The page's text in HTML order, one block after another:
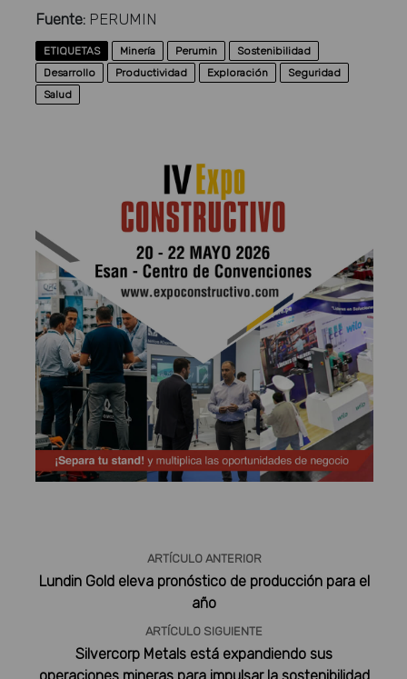
Fuente: PERUMIN
ETIQUETAS Minería Perumin
Sostenibilidad
Desarrollo
Productividad Exploración
Seguridad
Salud
ARTÍCULO ANTERIOR
Lundin Gold eleva pronóstico de producción para el
año
ARTÍCULO SIGUIENTE
Silvercorp Metals está expandiendo sus